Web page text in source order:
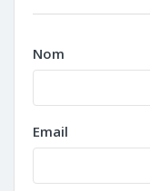
Nom
Email